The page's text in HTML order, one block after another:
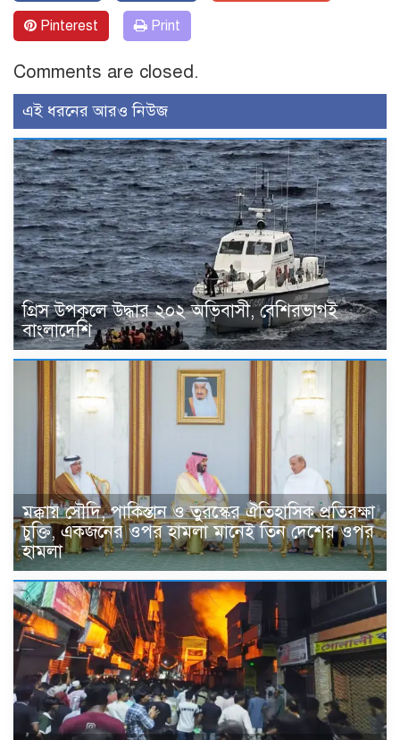
Pinterest Print
Comments are closed.
এই ধরনের আরও নিউজ
গ্রিস উপকূলে উদ্ধার ২০২ অভিবাসী, বেশিরভাগই
বাংলাদেশি
মক্কায় সৌদি, পাকিস্তান ও তুরস্কের ঐতিহাসিক প্রতিরক্ষা
চুক্তি, একজনের ওপর হামলা মানেই তিন দেশের ওপর
হামলা